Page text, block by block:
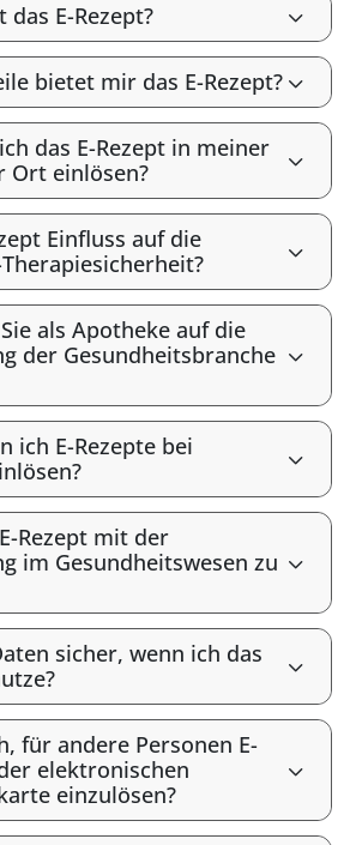
E-Rezept?
bietet mir das E-Rezept?
das E-Rezept in meiner
Ort einlösen?
Einfluss auf die
als Apotheke auf die
der Gesundheitsbranche
ich E-Rezepte bei
Rezept mit der
im Gesundheitswesen zu
sicher, wenn ich das
für andere Personen E-
elektronischen
einzulösen?